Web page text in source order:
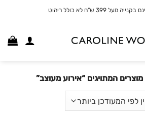
מעל 399 ש"ח לא כולל ריהוט
מוצרים המתויגים “אירוע מעוצב”